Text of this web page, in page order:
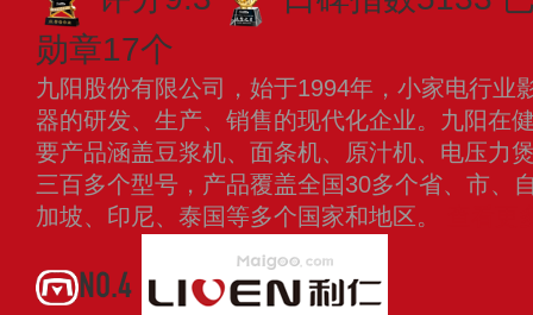
勋章17个
九阳股份有限公司，始于1994年，小家电行业
器的研发、生产、销售的现代化企业。九阳在
要产品涵盖豆浆机、面条机、原汁机、电压力
三百多个型号，产品覆盖全国30多个省、市、
加坡、印尼、泰国等多个国家和地区。
NO.4